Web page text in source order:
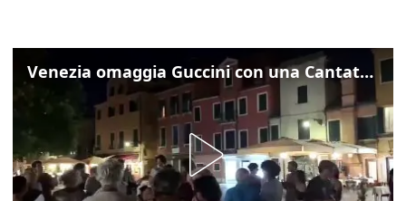
Venezia omaggia Guccini con una Cantata Anarchica in campo Santa Margherita